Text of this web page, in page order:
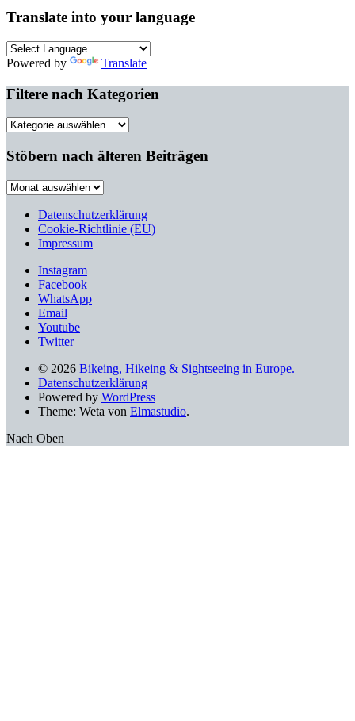
Translate into your language
Powered by Translate
Filtere nach Kategorien
Filtere
Kategorien
Stöbern nach älteren Beiträgen
Stöbern
älteren
Beiträgen
Datenschutzerklärung
Cookie-Richtlinie (EU)
Impressum
Instagram
Facebook
WhatsApp
Email
Youtube
Twitter
© 2026 Bikeing, Hikeing & Sightseeing in Europe.
Datenschutzerklärung
Powered by WordPress
Theme: Weta von Elmastudio.
Nach Oben